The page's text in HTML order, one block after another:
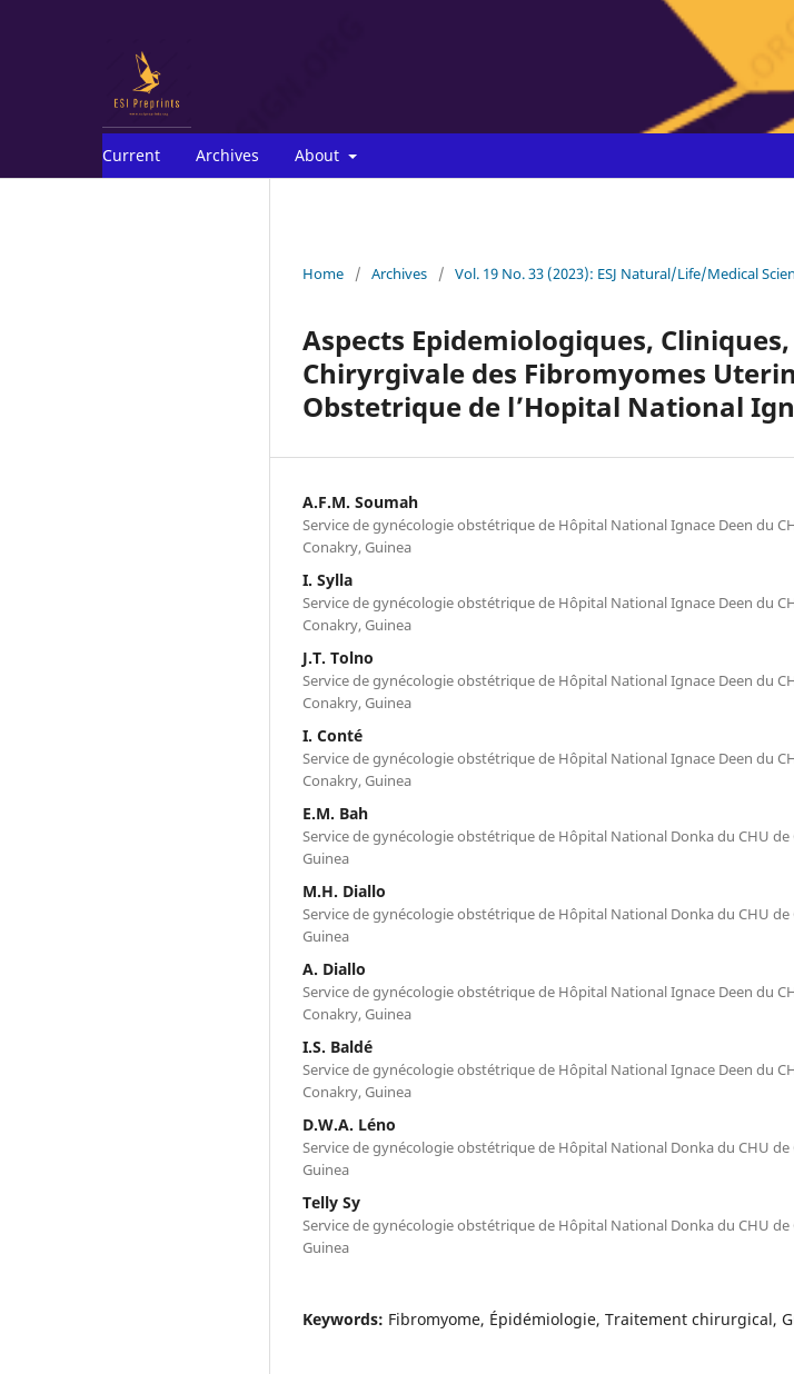
Current Archives About
Home / Archives / Vol. 19 No. 33 (2023): ESJ Natural/Life/Medical
Aspects Epidemiologiques,
Chiryrgivale des Fibromyomes
Obstetrique de l’Hopital National
A.F.M. Soumah
Service de gynécologie obstétrique de Hôpital National Ignace Deen du
Conakry, Guinea
I. Sylla
Service de gynécologie obstétrique de Hôpital National Ignace Deen du
Conakry, Guinea
J.T. Tolno
Service de gynécologie obstétrique de Hôpital National Ignace Deen du
Conakry, Guinea
I. Conté
Service de gynécologie obstétrique de Hôpital National Ignace Deen du
Conakry, Guinea
E.M. Bah
Service de gynécologie obstétrique de Hôpital National Donka du CHU de
Guinea
M.H. Diallo
Service de gynécologie obstétrique de Hôpital National Donka du CHU de
Guinea
A. Diallo
Service de gynécologie obstétrique de Hôpital National Ignace Deen du
Conakry, Guinea
I.S. Baldé
Service de gynécologie obstétrique de Hôpital National Ignace Deen du
Conakry, Guinea
D.W.A. Léno
Service de gynécologie obstétrique de Hôpital National Donka du CHU de
Guinea
Telly Sy
Service de gynécologie obstétrique de Hôpital National Donka du CHU de
Guinea
Keywords: Fibromyome, Épidémiologie, Traitement chirurgical,